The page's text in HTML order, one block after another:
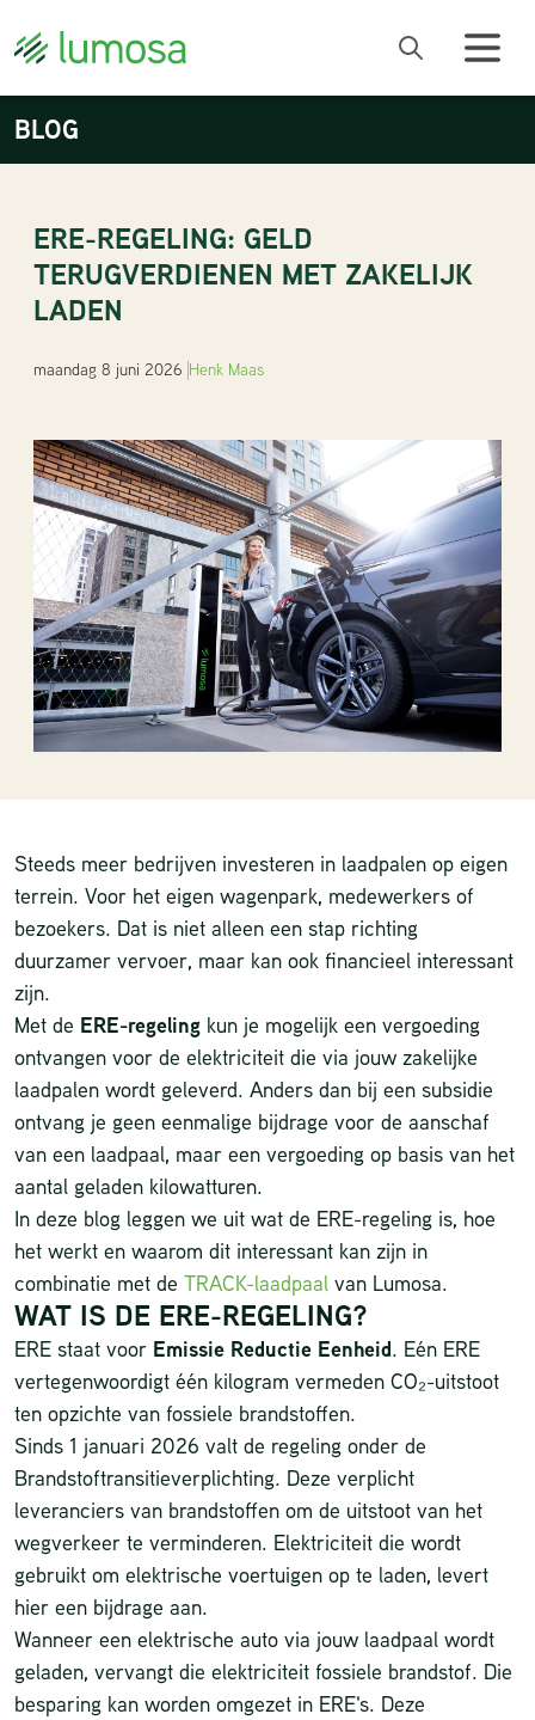
BLOG
ERE-REGELING: GELD
TERUGVERDIENEN MET ZAKELIJK
LADEN
maandag 8 juni 2026 Henk Maas
Steeds meer bedrijven investeren in laadpalen op eigen
terrein. Voor het eigen wagenpark, medewerkers of
bezoekers. Dat is niet alleen een stap richting
duurzamer vervoer, maar kan ook financieel interessant
zijn.
Met de ERE-regeling kun je mogelijk een vergoeding
ontvangen voor de elektriciteit die via jouw zakelijke
laadpalen wordt geleverd. Anders dan bij een subsidie
ontvang je geen eenmalige bijdrage voor de aanschaf
van een laadpaal, maar een vergoeding op basis van het
aantal geladen kilowatturen.
In deze blog leggen we uit wat de ERE-regeling is, hoe
het werkt en waarom dit interessant kan zijn in
combinatie met de TRACK-laadpaal van Lumosa.
WAT IS DE ERE-REGELING?
ERE staat voor Emissie Reductie Eenheid. Eén ERE
vertegenwoordigt één kilogram vermeden CO₂-uitstoot
ten opzichte van fossiele brandstoffen.
Sinds 1 januari 2026 valt de regeling onder de
Brandstoftransitieverplichting. Deze verplicht
leveranciers van brandstoffen om de uitstoot van het
wegverkeer te verminderen. Elektriciteit die wordt
gebruikt om elektrische voertuigen op te laden, levert
hier een bijdrage aan.
Wanneer een elektrische auto via jouw laadpaal wordt
geladen, vervangt die elektriciteit fossiele brandstof. Die
besparing kan worden omgezet in ERE's. Deze